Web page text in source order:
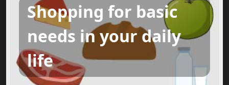
Shopping for basic
needs in your daily
life